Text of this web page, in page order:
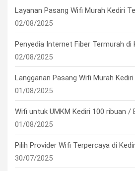
Layanan Pasang Wifi Murah Kediri
02/08/2025
Penyedia Internet Fiber Termurah di
02/08/2025
Langganan Pasang Wifi Murah
01/08/2025
Wifi untuk UMKM Kediri 100 ribuan /
01/08/2025
Pilih Provider Wifi Terpercaya di
30/07/2025